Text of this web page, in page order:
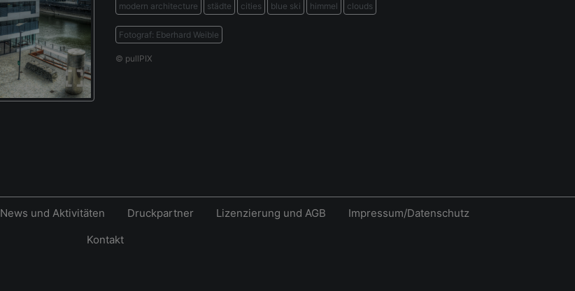
modern architecture städte cities blue ski himmel clouds
Fotograf: Eberhard Weible
© pullPIX
News und Aktivitäten Druckpartner Lizenzierung und AGB
Impressum/Datenschutz
Kontakt